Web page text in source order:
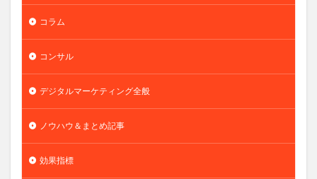
コラム
コンサル
デジタルマーケティング全般
ノウハウ＆まとめ記事
効果指標